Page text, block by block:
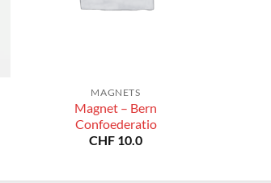
MAGNETS
Magnet – Bern
Confoederatio
CHF 10.0